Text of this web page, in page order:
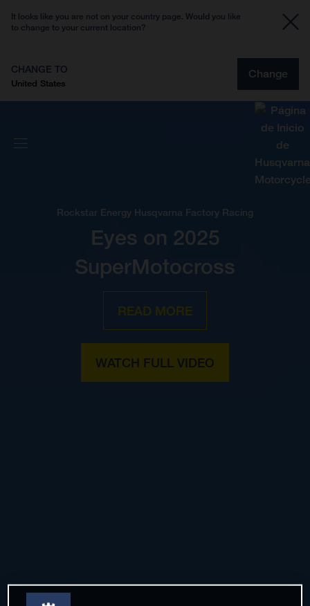
It looks like you are not on your country page. Would you like
to change to your current location?
CHANGE TO
United States
Change
Rockstar Energy Husqvarna Factory Racing
Eyes on 2025
SuperMotocross
READ MORE
WATCH FULL VIDEO